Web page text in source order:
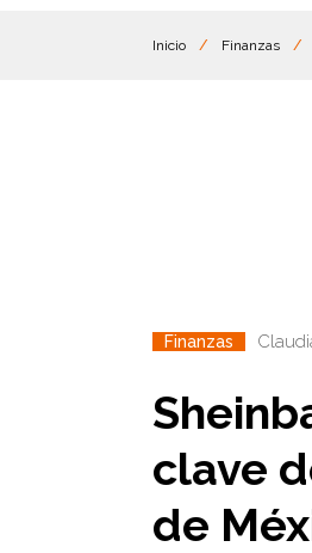
Inicio / Finanzas /
Finanzas
clave
de